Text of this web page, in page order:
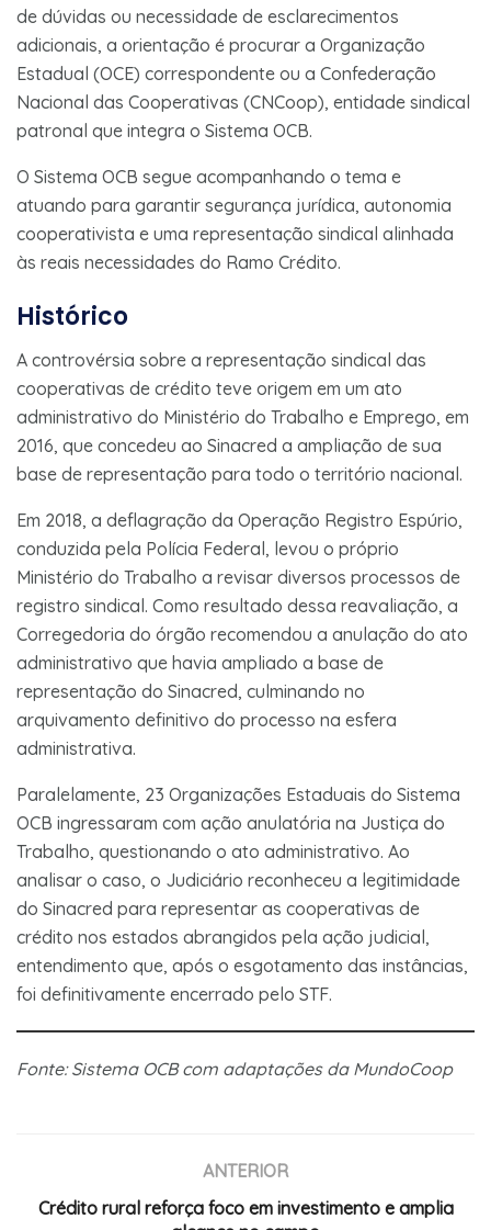
de dúvidas ou necessidade de esclarecimentos
adicionais, a orientação é procurar a Organização
Estadual (OCE) correspondente ou a Confederação
Nacional das Cooperativas (CNCoop), entidade sindical
patronal que integra o Sistema OCB.
O Sistema OCB segue acompanhando o tema e
atuando para garantir segurança jurídica, autonomia
cooperativista e uma representação sindical alinhada
às reais necessidades do Ramo Crédito.
Histórico
A controvérsia sobre a representação sindical das
cooperativas de crédito teve origem em um ato
administrativo do Ministério do Trabalho e Emprego, em
2016, que concedeu ao Sinacred a ampliação de sua
base de representação para todo o território nacional.
Em 2018, a deflagração da Operação Registro Espúrio,
conduzida pela Polícia Federal, levou o próprio
Ministério do Trabalho a revisar diversos processos de
registro sindical. Como resultado dessa reavaliação, a
Corregedoria do órgão recomendou a anulação do ato
administrativo que havia ampliado a base de
representação do Sinacred, culminando no
arquivamento definitivo do processo na esfera
administrativa.
Paralelamente, 23 Organizações Estaduais do Sistema
OCB ingressaram com ação anulatória na Justiça do
Trabalho, questionando o ato administrativo. Ao
analisar o caso, o Judiciário reconheceu a legitimidade
do Sinacred para representar as cooperativas de
crédito nos estados abrangidos pela ação judicial,
entendimento que, após o esgotamento das instâncias,
foi definitivamente encerrado pelo STF.
Fonte: Sistema OCB com adaptações da MundoCoop
ANTERIOR
Crédito rural reforça foco em investimento e amplia